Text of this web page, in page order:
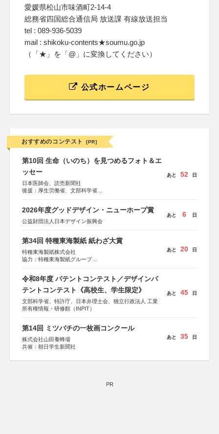
愛媛県松山市味酒町2-14-4
総務省四国総合通信局 放送課 有線放送担当
tel : 089-936-5039
mail : shikoku-contents★soumu.go.jp
（「★」を「@」に変換してください）
公式ホームページ
おすすめのコンテスト [PR]
第10回 生命（いのち）を見つめるフォト＆エ
ッセー
日本医師会、読売新聞社
後援：厚生労働省、文部科学省
しん生命保険株式会社
あと 52 日
2026年度グッドデザイン・ニューホープ賞
公益財団法人日本デザイン振興会
あと 6 日
第34回 特種東海製紙 紙わざ大賞
特種東海製紙株式会社
協力：特種東海製紙グループ
あと 20 日
令和8年度 パテントコンテスト／デザインパ
テントコンテスト《高校生、学生限定》
文部科学省、特許庁、日本弁理士会、独立行政法人 工業
所有権情報・研修館（INPIT）
あと 45 日
第14回 ミツバチの一枚画コンクール
株式会社山田養蜂場
共催：朝日学生新聞社
あと 35 日
PR